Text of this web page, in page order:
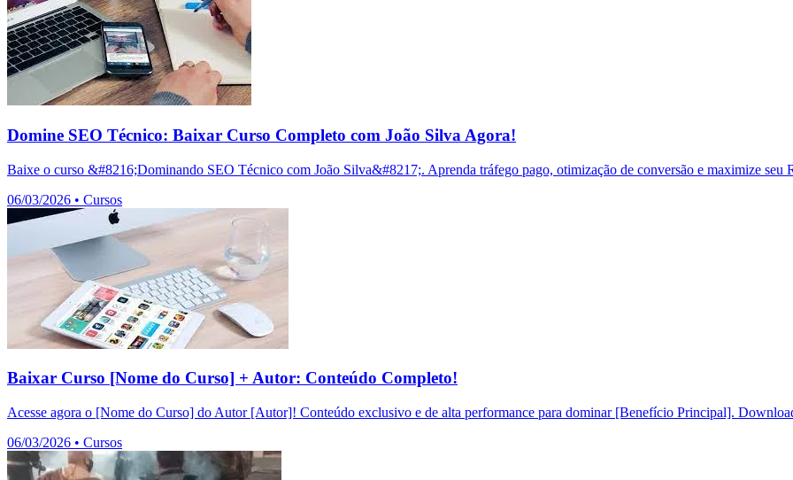
Domine SEO Técnico: Baixar Curso Completo com João Silva Agora!
Baixe o curso &#8216;Dominando SEO Técnico com João Silva&#8217;. Aprenda tráfego pago, otimização de conversão e maximize seu
06/03/2026 • Cursos
Baixar Curso [Nome do Curso] + Autor: Conteúdo Completo!
Acesse agora o [Nome do Curso] do Autor [Autor]! Conteúdo exclusivo e de alta performance para dominar [Benefício Principal].
06/03/2026 • Cursos